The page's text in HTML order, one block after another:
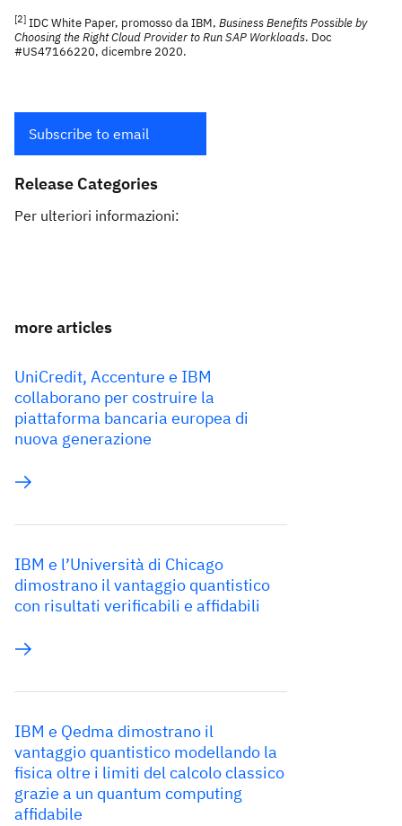
[2] IDC White Paper, promosso da IBM, Business Benefits Possible by
Choosing the Right Cloud Provider to Run SAP Workloads. Doc
#US47166220, dicembre 2020.
Subscribe to email
Release Categories
Per ulteriori informazioni:
more articles
UniCredit, Accenture e IBM
collaborano per costruire la
piattaforma bancaria europea di
nuova generazione
IBM e l’Università di Chicago
dimostrano il vantaggio quantistico
con risultati verificabili e affidabili
IBM e Qedma dimostrano il
vantaggio quantistico modellando la
fisica oltre i limiti del calcolo classico
grazie a un quantum computing
affidabile